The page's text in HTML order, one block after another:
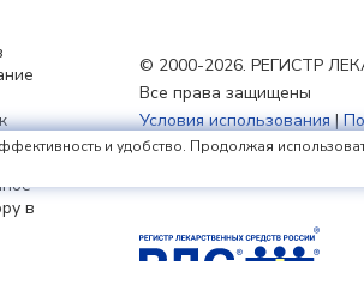
в
© 2000-2026. РЕГИСТР
Все права защищены
Условия использования|
Политика обработки
и удобство. Продолжая